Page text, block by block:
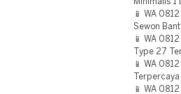
Minimalis 1
📱 WA
Sewon
📱 WA
Type 27
📱 WA
📱 WA